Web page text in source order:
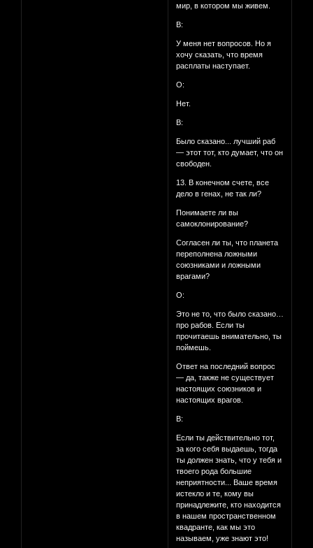
мир, в котором мы живем.
В:
У меня нет вопросов. Но я
хочу сказать, что время
расплаты наступает.
О:
Нет.
В:
Было сказано... лучший раб
— этот тот, кто думает, что он
свободен.
13. В конечном счете, все
дело в генах, не так ли?
Понимаете ли вы
самоклонирование?
Согласен ли ты, что планета
переполнена ложными
союзниками и ложными
врагами?
О:
Это не то, что было сказано…
про рабов. Если ты
прочитаешь внимательно, ты
поймешь.
Ответ на последний вопрос
— да, также не существует
настоящих союзников и
настоящих врагов.
В:
Если ты действительно тот,
за кого себя выдаешь, тогда
ты должен знать, что у тебя и
твоего рода большие
неприятности... Ваше время
истекло и те, кому вы
принадлежите, кто находится
в нашем пространственном
квадранте, как мы это
называем, уже знают это!